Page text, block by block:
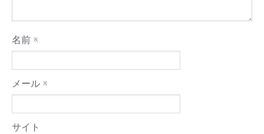
名前 ※
メール ※
サイト